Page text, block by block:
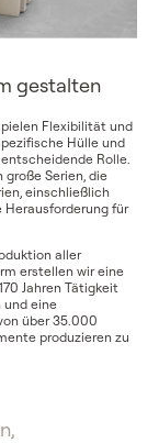
gestalten
Flexibilität und
Hülle und
Rolle.
Serien, die
einschließlich
Herausforderung für
aller
erstellen wir eine
Jahren Tätigkeit
und eine
über 35.000
produzieren zu